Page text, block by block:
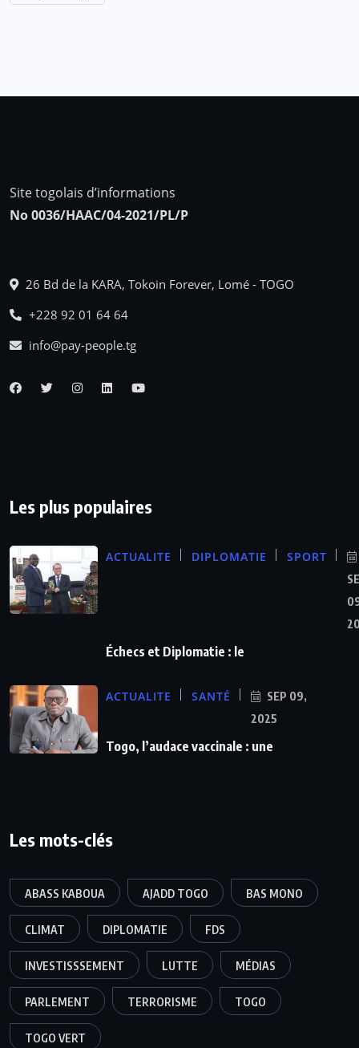
Site togolais d’informations
No 0036/HAAC/04-2021/PL/P
26 Bd de la KARA, Tokoin Forever, Lomé - TOGO
+228 92 01 64 64
info@pay-people.tg
Les plus populaires
ACTUALITE DIPLOMATIE SPORT
Échecs et Diplomatie : le
ACTUALITE SANTÉ
SEP 09,
2025
Togo, l’audace vaccinale : une
Les mots-clés
ABASS KABOUA AJADD TOGO BAS MONO
CLIMAT DIPLOMATIE FDS
INVESTISSSEMENT LUTTE MÉDIAS
PARLEMENT TERRORISME TOGO
TOGO VERT